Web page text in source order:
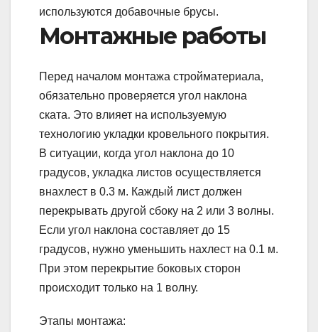
используются добавочные брусы.
Монтажные работы
Перед началом монтажа стройматериала,
обязательно проверяется угол наклона
ската. Это влияет на используемую
технологию укладки кровельного покрытия.
В ситуации, когда угол наклона до 10
градусов, укладка листов осуществляется
внахлест в 0.3 м. Каждый лист должен
перекрывать другой сбоку на 2 или 3 волны.
Если угол наклона составляет до 15
градусов, нужно уменьшить нахлест на 0.1 м.
При этом перекрытие боковых сторон
происходит только на 1 волну.
Этапы монтажа: